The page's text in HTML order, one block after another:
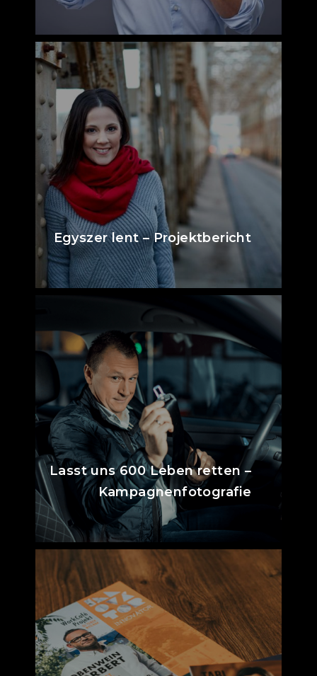
Egyszer lent – Projektbericht
Lasst uns 600 Leben retten –
Kampagnenfotografie